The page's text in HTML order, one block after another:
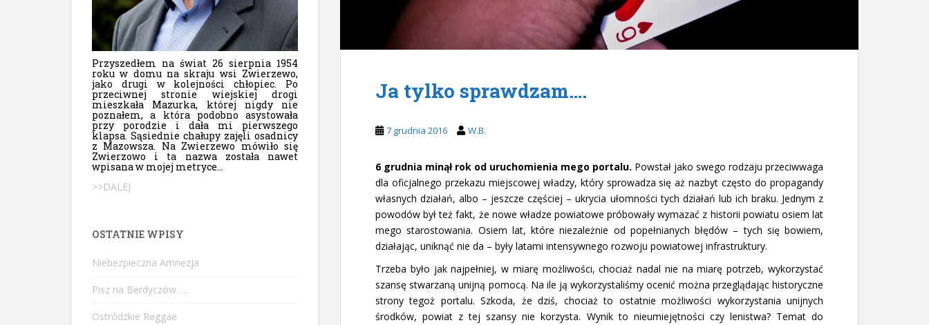
Ja tylko sprawdzam….
7 grudnia 2016 W.B.
6 grudnia minął rok od uruchomienia mego portalu. Powstał jako swego rodzaju przeciwwaga
dla oficjalnego przekazu miejscowej władzy, który sprowadza się aż nazbyt często do propagandy
własnych działań, albo – jeszcze częściej – ukrycia ułomności tych działań lub ich braku. Jednym z
powodów był też fakt, że nowe władze powiatowe próbowały wymazać z historii powiatu osiem lat
mego starostowania. Osiem lat, które niezależnie od popełnianych błędów – tych się bowiem,
działając, uniknąć nie da – były latami intensywnego rozwoju powiatowej infrastruktury.
Trzeba było jak najpełniej, w miarę możliwości, chociaż nadal nie na miarę potrzeb, wykorzystać
szansę stwarzaną unijną pomocą. Na ile ją wykorzystaliśmy ocenić można przeglądając historyczne
strony tegoż portalu. Szkoda, że dziś, chociaż to ostatnie możliwości wykorzystania unijnych
środków, powiat z tej szansy nie korzysta. Wynik to nieumiejętności czy lenistwa? Temat do
Przyszedłem na świat 26 sierpnia 1954
roku w domu na skraju wsi Zwierzewo,
jako drugi w kolejności chłopiec. Po
przeciwnej stronie wiejskiej drogi
mieszkała Mazurka, której nigdy nie
poznałem, a która podobno asystowała
przy porodzie i dała mi pierwszego
klapsa. Sąsiednie chałupy zajęli osadnicy
z Mazowsza. Na Zwierzewo mówiło się
Zwierzowo i ta nazwa została nawet
wpisana w mojej metryce...
>>DALEJ
OSTATNIE WPISY
Niebezpieczna Amnezja
Pisz na Berdyczów…..
Ostródzkie Reggae